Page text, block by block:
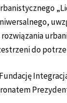
do